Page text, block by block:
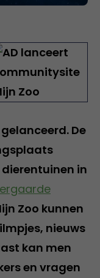
De
in
Zoo kunnen
nieuws
kan men
en vragen